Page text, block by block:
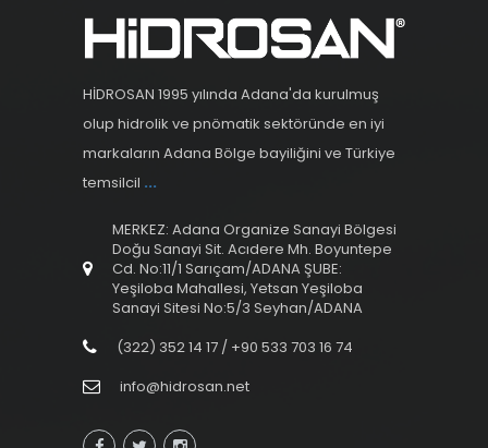
HİDROSAN 1995 yılında Adana'da kurulmuş
olup hidrolik ve pnömatik sektöründe en iyi
markaların Adana Bölge bayiliğini ve Türkiye
temsilcil ...
MERKEZ: Adana Organize Sanayi Bölgesi
Doğu Sanayi Sit. Acıdere Mh. Boyuntepe
Cd. No:11/1 Sarıçam/ADANA ŞUBE:
Yeşiloba Mahallesi, Yetsan Yeşiloba
Sanayi Sitesi No:5/3 Seyhan/ADANA
(322) 352 14 17 / +90 533 703 16 74
info@hidrosan.net